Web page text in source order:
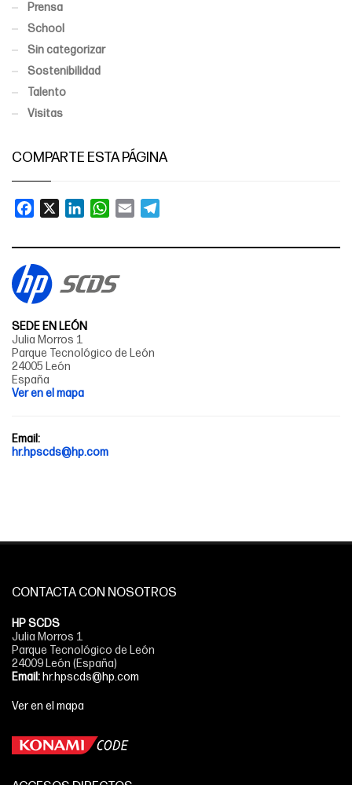
Prensa
School
Sin categorizar
Sostenibilidad
Talento
Visitas
COMPARTE ESTA PÁGINA
Facebook LinkedInWhatsApp
Email
SEDE EN LEÓN
Julia Morros 1
Parque Tecnológico de León
24005 León
España
Ver en el mapa
Email:
hr.hpscds@hp.com
CONTACTA CON NOSOTROS
HP SCDS
Julia Morros 1
Parque Tecnológico de León
24009 León (España)
Email: hr.hpscds@hp.com
Ver en el mapa